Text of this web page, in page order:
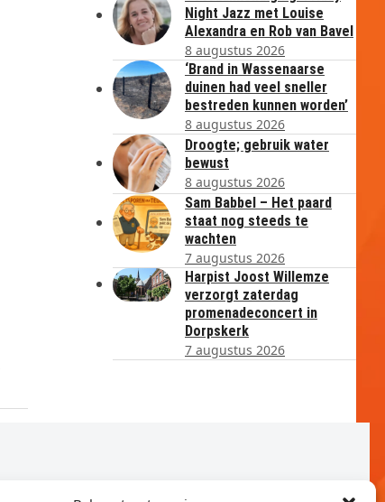
Night Jazz met Louise
Alexandra en Rob van Bavel
8 augustus 2026
‘Brand in Wassenaarse
duinen had veel sneller
bestreden kunnen worden’
8 augustus 2026
Droogte; gebruik water
bewust
8 augustus 2026
Sam Babbel – Het paard
staat nog steeds te
wachten
7 augustus 2026
Harpist Joost Willemze
verzorgt zaterdag
promenadeconcert in
Dorpskerk
7 augustus 2026